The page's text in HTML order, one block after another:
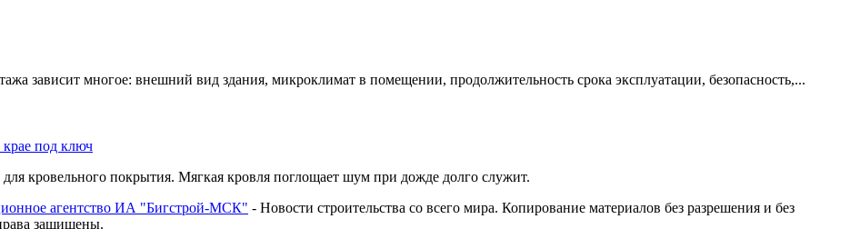
зависит многое: внешний вид здания, микроклимат в помещении, продолжительность срока эксплуатации, безопасность,...
кровельного покрытия. Мягкая кровля поглощает шум при дожде долго служит.
агентство ИА "Бигстрой-МСК" - Новости строительства со всего мира. Копирование материалов без разрешения и без
защищены.